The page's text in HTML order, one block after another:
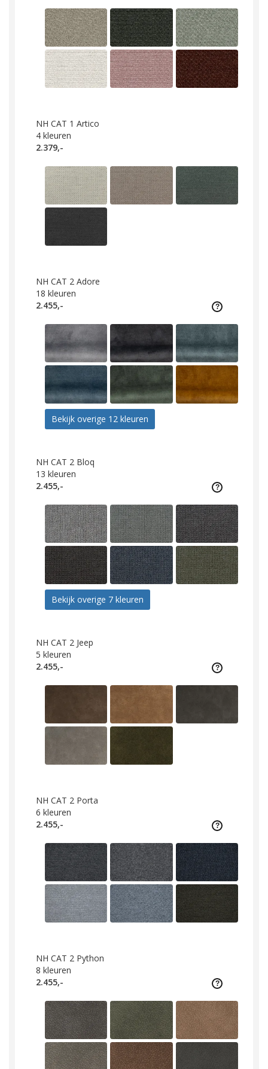
NH CAT 1 Artico
4 kleuren
2.379,-
NH CAT 2 Adore
18 kleuren
2.455,-
Bekijk overige 12 kleuren
NH CAT 2 Bloq
13 kleuren
2.455,-
Bekijk overige 7 kleuren
NH CAT 2 Jeep
5 kleuren
2.455,-
NH CAT 2 Porta
6 kleuren
2.455,-
NH CAT 2 Python
8 kleuren
2.455,-